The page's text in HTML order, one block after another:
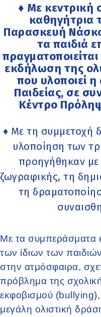
♦ Με κεντρική
καθηγήτρια
Παρασκευή
τα παιδιά
εκδήλωση της
που υλοποιεί η
Παιδείας, σε
Κέντρο
♦ Με τη συμμετοχή
υλοποίηση των
προηγήθηκαν με
ζωγραφικής, τη
τη
Με τα συμπεράσματα
των ίδιων των
στην ατμόσφαιρα,
πρόβλημα της
εκφοβισμού
μεγάλη ολιστική